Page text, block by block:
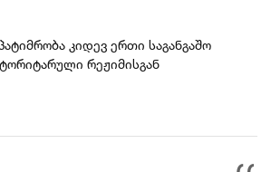
კიდევ ერთი საგანგაშო
რეჟიმისგან